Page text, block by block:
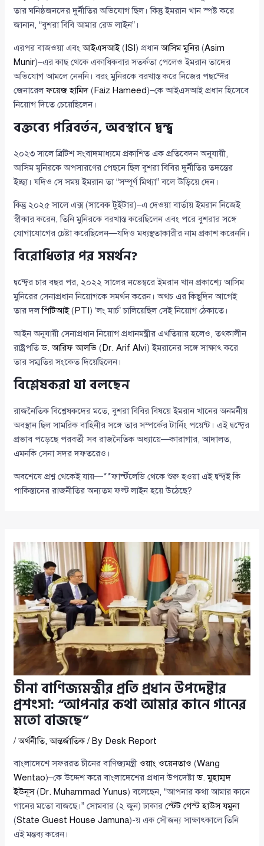
তার ঘনিষ্ঠজনদের দুর্নীতির অভিযোগ ছিল। কিন্তু ইমরান খান স্পষ্ট করে
জানান, “বুশরা বিবি আমার রেড লাইন”।
এরপর বাজওয়া এবংআইএসআই(ISI) প্রধানআসিম মুনির (Asim
Munir)–এর কাছ থেকে একাধিকবার সতর্কতা পেলেও ইমরান তাদের
অভিযোগ আমলে নেননি। বরং মুনিরকে বরখাস্ত করে নিজের পছন্দের
জেনারেলফয়েজ হামিদ (Faiz Hameed)–কে আইএসআই প্রধান হিসেবে
নিয়োগ দিতে চেয়েছিলেন।
বক্তব্যে পরিবর্তন, অবস্থানে দ্বন্দ্ব
২০২৩ সালে ব্রিটিশ সংবাদমাধ্যমে প্রকাশিত এক প্রতিবেদন অনুযায়ী,
আসিম মুনিরকে অপসারণের পেছনে ছিল বুশরা বিবির দুর্নীতির তদন্তের
ইচ্ছা। যদিও সে সময় ইমরান তা “সম্পূর্ণ মিথ্যা” বলে উড়িয়ে দেন।
কিন্তু ২০২৫ সালে এক্স (সাবেক টুইটার)–এ দেওয়া বার্তায় ইমরান নিজেই
স্বীকার করেন, তিনি মুনিরকে বরখাস্ত করেছিলেন এবং পরে বুশরার সঙ্গে
যোগাযোগের চেষ্টা করেছিলেন—যদিও মধ্যস্থতাকারীর নাম প্রকাশ করেননি।
বিরোধিতার পর সমর্থন?
দ্বন্দ্বের চার বছর পর, ২০২২ সালের নভেম্বরে ইমরান খান প্রকাশ্যে আসিম
মুনিরের সেনাপ্রধান নিয়োগকে সমর্থন করেন। অথচ এর কিছুদিন আগেই
তার দলপিটিআই(PTI) ‘লং মার্চ’ চালিয়েছিল সেই নিয়োগ ঠেকাতে।
আইন অনুযায়ী সেনাপ্রধান নিয়োগ প্রধানমন্ত্রীর এখতিয়ার হলেও, তৎকালীন
রাষ্ট্রপতিড. আরিফ আলভি (Dr. Arif Alvi) ইমরানের সঙ্গে সাক্ষাৎ করে
তার সম্মতির সংকেত দিয়েছিলেন।
বিশ্লেষকরা যা বলছেন
রাজনৈতিক বিশ্লেষকদের মতে, বুশরা বিবির বিষয়ে ইমরান খানের অনমনীয়
অবস্থান ছিল সামরিক বাহিনীর সঙ্গে তার সম্পর্কের টার্নিং পয়েন্ট। এই দ্বন্দ্বের
প্রভাব পড়েছে পরবর্তী সব রাজনৈতিক অধ্যায়ে—কারাগার, আদালত,
এমনকি সেনা সদর দফতরেও।
অবশেষে প্রশ্ন থেকেই যায়—**ফার্স্টলেডি থেকে শুরু হওয়া এই দ্বন্দ্বই কি
পাকিস্তানের রাজনীতির অন্যতম ফল্ট লাইন হয়ে উঠেছে?
চীনা বাণিজ্যমন্ত্রীর প্রতি প্রধান উপদেষ্টার
প্রশংসা: “আপনার কথা আমার কানে গানের
মতো বাজছে”
/অর্থনীতি,আন্তর্জাতিক/ By Desk Report
বাংলাদেশে সফররত চীনের বাণিজ্যমন্ত্রীওয়াং ওয়েনতাও (Wang
Wentao)–কে উদ্দেশ করে বাংলাদেশের প্রধান উপদেষ্টাড. মুহাম্মদ
ইউনূস(Dr. Muhammad Yunus) বলেছেন, “আপনার কথা আমার কানে
গানের মতো বাজছে।” সোমবার (২ জুন) ঢাকারস্টেট গেস্ট হাউস যমুনা
(State Guest House Jamuna)-য় এক সৌজন্য সাক্ষাৎকালে তিনি
এই মন্তব্য করেন।